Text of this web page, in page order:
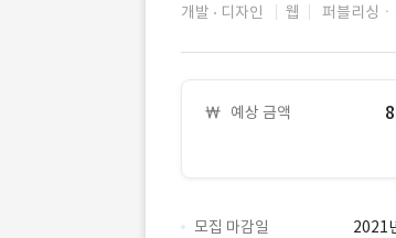
개발 디자인 웹 퍼블리싱
예상 금액
모집 마감일 2021